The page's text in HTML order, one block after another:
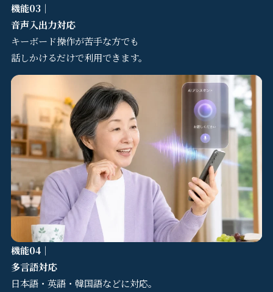
Service
Reservation
機能03｜
音声入出力対応
キーボード操作が苦手な方でも
話しかけるだけで利用できます。
機能04｜
多言語対応
日本語・英語・韓国語などに対応。